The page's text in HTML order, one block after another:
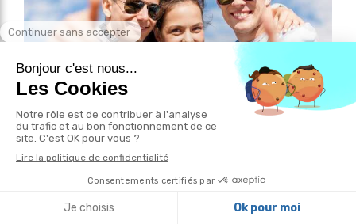
Vrai ou faux ?
Testez vos connaissances, et trouvez les réponses aux
questions sur votre santé bucco-dentaire.